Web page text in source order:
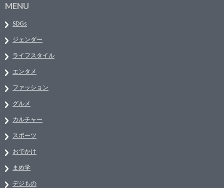
MENU
SDGs
ジェンダー
ライフスタイル
エンタメ
ファッション
グルメ
カルチャー
スポーツ
おでかけ
まめ学
デジもの